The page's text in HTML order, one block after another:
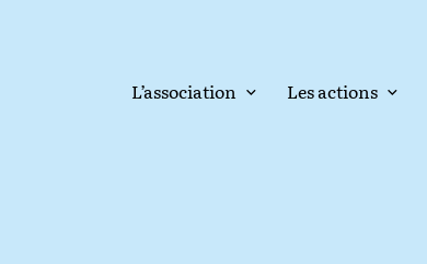
L’association Les actions